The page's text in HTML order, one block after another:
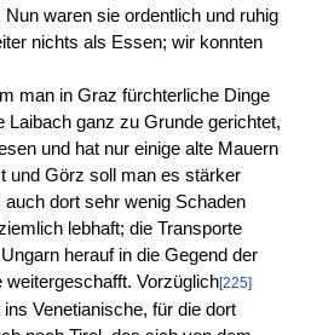
waren sie ordentlich und ruhig
nichts als Essen; wir konnten
man in Graz fürchterliche Dinge
Laibach ganz zu Grunde gerichtet,
und hat nur einige alte Mauern
und Görz soll man es stärker
dort sehr wenig Schaden
lebhaft; die Transporte
herauf in die Gegend der
weitergeschafft. Vorzüglich[225]
Venetianische, für die dort